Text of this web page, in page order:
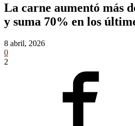
La carne aumentó más
y suma 70% en los
8 abril, 2026
0
2